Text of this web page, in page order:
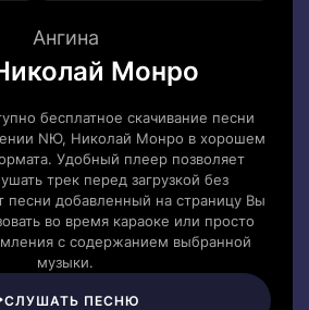
Ангина
Монро
бесплатное скачивание песни
NЮ, Николай Монро в хорошем
Удобный плеер позволяет
трек перед загрузкой без
песни добавленный на страницу Вы
во время караоке или просто
с содержанием выбранной
музыки.
СЛУШАТЬ ПЕСНЮ